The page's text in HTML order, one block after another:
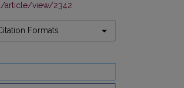
article/view/2342
Formats